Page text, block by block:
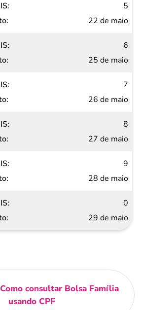
5
22 de maio
6
25 de maio
7
26 de maio
8
27 de maio
9
28 de maio
0
29 de maio
Como consultar Bolsa Família
usando CPF